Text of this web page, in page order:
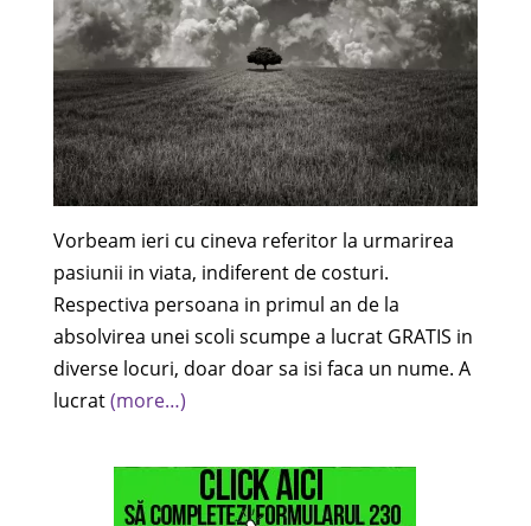
Vorbeam ieri cu cineva referitor la urmarirea
pasiunii in viata, indiferent de costuri.
Respectiva persoana in primul an de la
absolvirea unei scoli scumpe a lucrat GRATIS in
diverse locuri, doar doar sa isi faca un nume. A
lucrat(more…)